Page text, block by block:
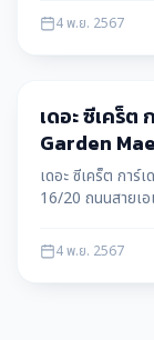
4 พ.ย. 2567
เดอะ ซีเคร็
Garden
เดอะ ซีเคร็ต กา
16/20 ถนนสายเ
4 พ.ย. 2567